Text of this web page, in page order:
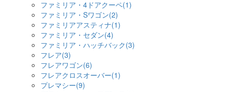
ファミリア・4ドアクーペ(1)
ファミリア・Sワゴン(2)
ファミリアアスティナ(1)
ファミリア・セダン(4)
ファミリア・ハッチバック(3)
フレア(3)
フレアワゴン(6)
フレアクロスオーバー(1)
プレマシー(9)